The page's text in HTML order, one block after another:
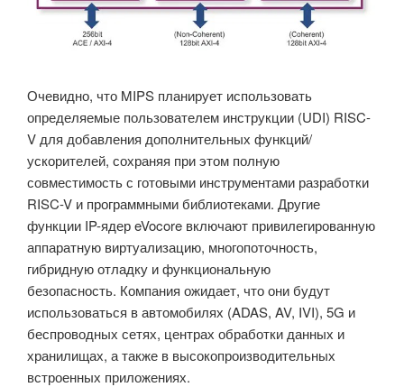
Очевидно, что MIPS планирует использовать
определяемые пользователем инструкции (UDI) RISC-
V для добавления дополнительных функций/
ускорителей, сохраняя при этом полную
совместимость с готовыми инструментами разработки
RISC-V и программными библиотеками. Другие
функции IP-ядер eVocore включают привилегированную
аппаратную виртуализацию, многопоточность,
гибридную отладку и функциональную
безопасность. Компания ожидает, что они будут
использоваться в автомобилях (ADAS, AV, IVI), 5G и
беспроводных сетях, центрах обработки данных и
хранилищах, а также в высокопроизводительных
встроенных приложениях.